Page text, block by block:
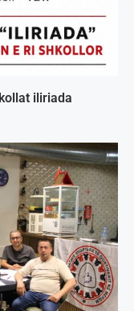
iliriada